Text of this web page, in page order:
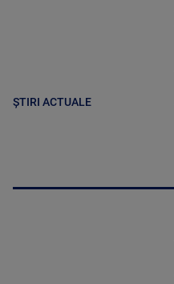
ȘTIRI ACTUALE